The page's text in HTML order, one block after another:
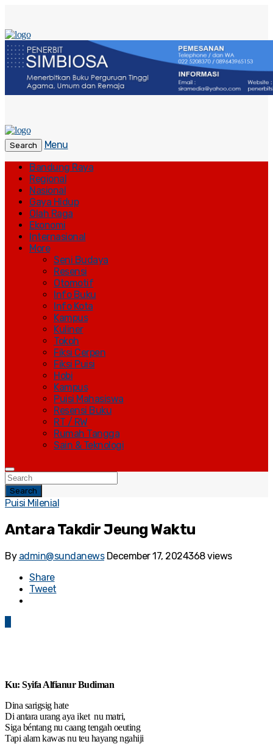
Search
Menu
Bandung Raya
Regional
Nasional
Gaya Hidup
Olah Raga
Ekonomi
Internasional
More
Seni Budaya
Resensi
Otomotif
Info Buku
Info Kota
Kampus
Kuliner
Tokoh
Fiksi Cerpen
Fiksi Puisi
Hobi
Kampus
Puisi Mahasiswa
Resensi Buku
RT / RW
Rumah Tangga
Sain & Teknologi
Search
Puisi Milenial
Antara Takdir Jeung Waktu
By admin@sundanews December 17, 2024368 views
Share
Tweet
Ku: Syifa Alfianur Budiman
Dina sarigsig hate
Di antara urang aya iket nu matri,
Siga béntang nu caang tengah oeuting
Tapi alam kawas nu teu hayang ngahiji